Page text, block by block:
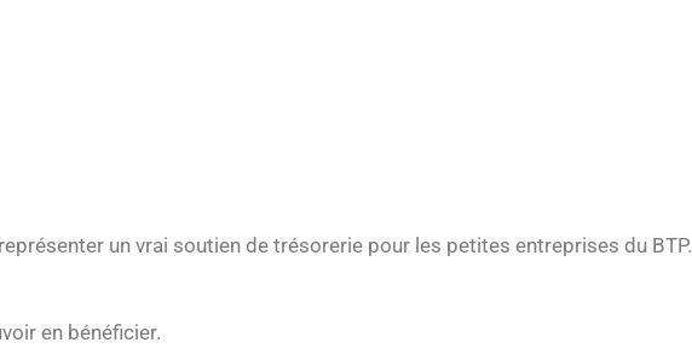
un vrai soutien de trésorerie pour les petites entreprises du BTP.
en bénéficier.